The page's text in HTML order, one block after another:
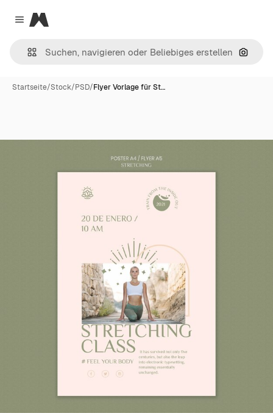
Close menu
Magnific
Nach
Startseite/Stock/PSD/Flyer Vorlage für St…